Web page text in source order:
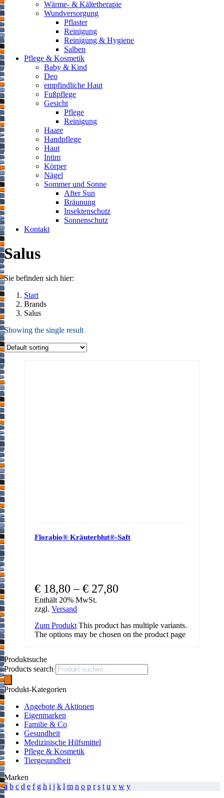
Wärme- & Kältetherapie
Wundversorgung
Pflaster
Reinigung
Reinigung & Hygiene
Salben
Pflege & Kosmetik
Baby & Kind
Deo
empfindliche Haut
Fußpflege
Gesicht
Pflege
Reinigung
Haare
Handpflege
Haut
Intim
Körper
Nägel
Sommer und Sonne
After Sun
Bräunung
Insektenschutz
Sonnenschutz
Kontakt
Salus
Sie befinden sich hier:
Start
Brands
Salus
Showing the single result
Florabio® Kräuterblut®-Saft
€ 18,80 –€ 27,80
Enthält 20% MwSt.
zzgl. Versand
Zum Produkt This product has multiple variants.
The options may be chosen on the product page
Produktsuche
Products search
Produkt-Kategorien
Angebote & Aktionen
Eigenmarken
Familie & Co
Gesundheit
Medizinische Hilfsmittel
Pflege & Kosmetik
Tiergesundheit
Marken
a b c d e f g h i j k l m n o p r s t u v w y